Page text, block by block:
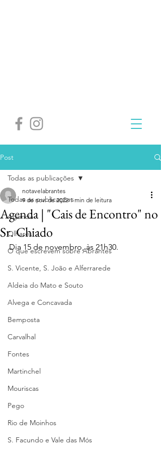
Post
Todas as publicações
Agenda
Olhares
O que escrevem sobre Abrantes
S. Vicente, S. João e Alferrarede
Aldeia do Mato e Souto
Alvega e Concavada
Bemposta
Carvalhal
Fontes
Martinchel
Mouriscas
Pego
Rio de Moinhos
S. Facundo e Vale das Mós
Todas as publicações
Agenda | "Cais de Encontro" no
Sr. Chiado
notavelabrantes
9 de nov. de 2022 1 min de leitura
Dia 15 de novembro, às 21h30.